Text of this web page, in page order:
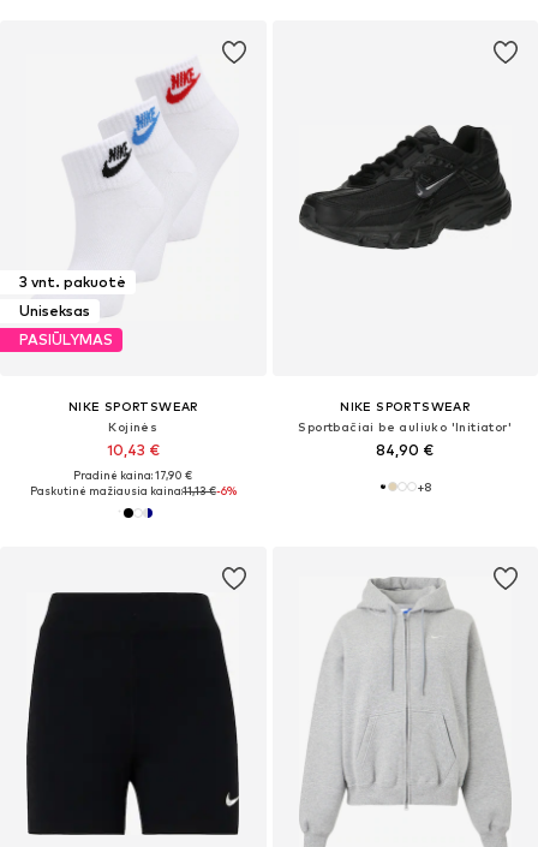
3 vnt. pakuotė
Uniseksas
PASIŪLYMAS
NIKE SPORTSWEAR
Kojinės
10,43 €
Pradinė kaina: 17,90 €
Paskutinė mažiausia kaina:11,13 €-6%
NIKE SPORTSWEAR
Sportbačiai be auliuko 'Initiator'
84,90 €
+8